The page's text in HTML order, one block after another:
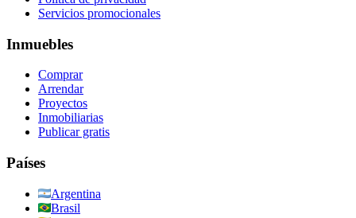
Servicios promocionales
Inmuebles
Comprar
Arrendar
Proyectos
Inmobiliarias
Publicar gratis
Países
Argentina
Brasil